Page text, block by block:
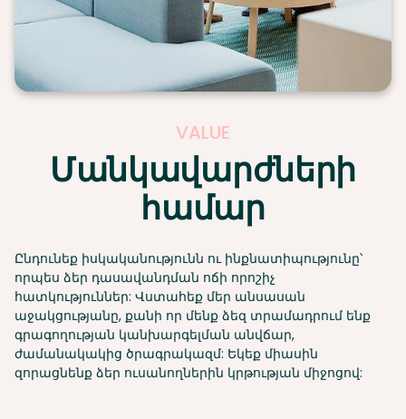
VALUE
Մանկավարժների
համար
Ընդունեք իսկականությունն ու ինքնատիպությունը՝
որպես ձեր դասավանդման ոճի որոշիչ
հատկություններ: Վստահեք մեր անսասան
աջակցությանը, քանի որ մենք ձեզ տրամադրում ենք
գրագողության կանխարգելման անվճար,
ժամանակակից ծրագրակազմ: Եկեք միասին
զորացնենք ձեր ուսանողներին կրթության միջոցով: